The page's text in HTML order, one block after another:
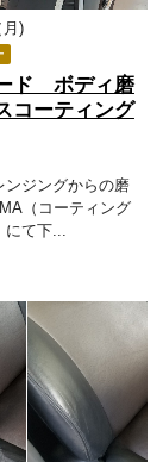
月)
ド ボディ磨
コーティング
ンジングからの磨
（コーティング
にて下...